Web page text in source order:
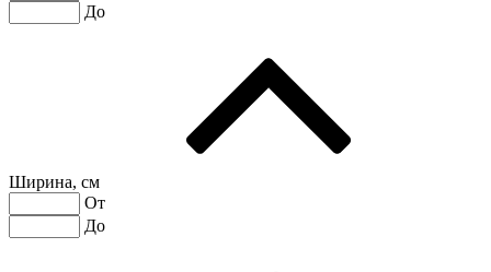
До
Ширина, см
От
До